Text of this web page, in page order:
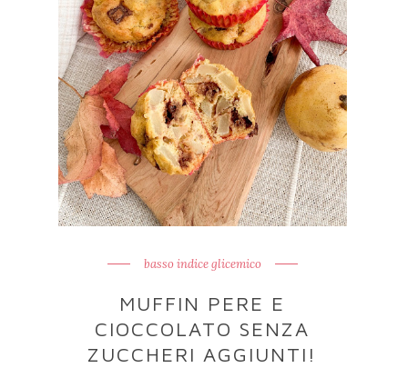
basso indice glicemico
MUFFIN PERE E
CIOCCOLATO SENZA
ZUCCHERI AGGIUNTI!